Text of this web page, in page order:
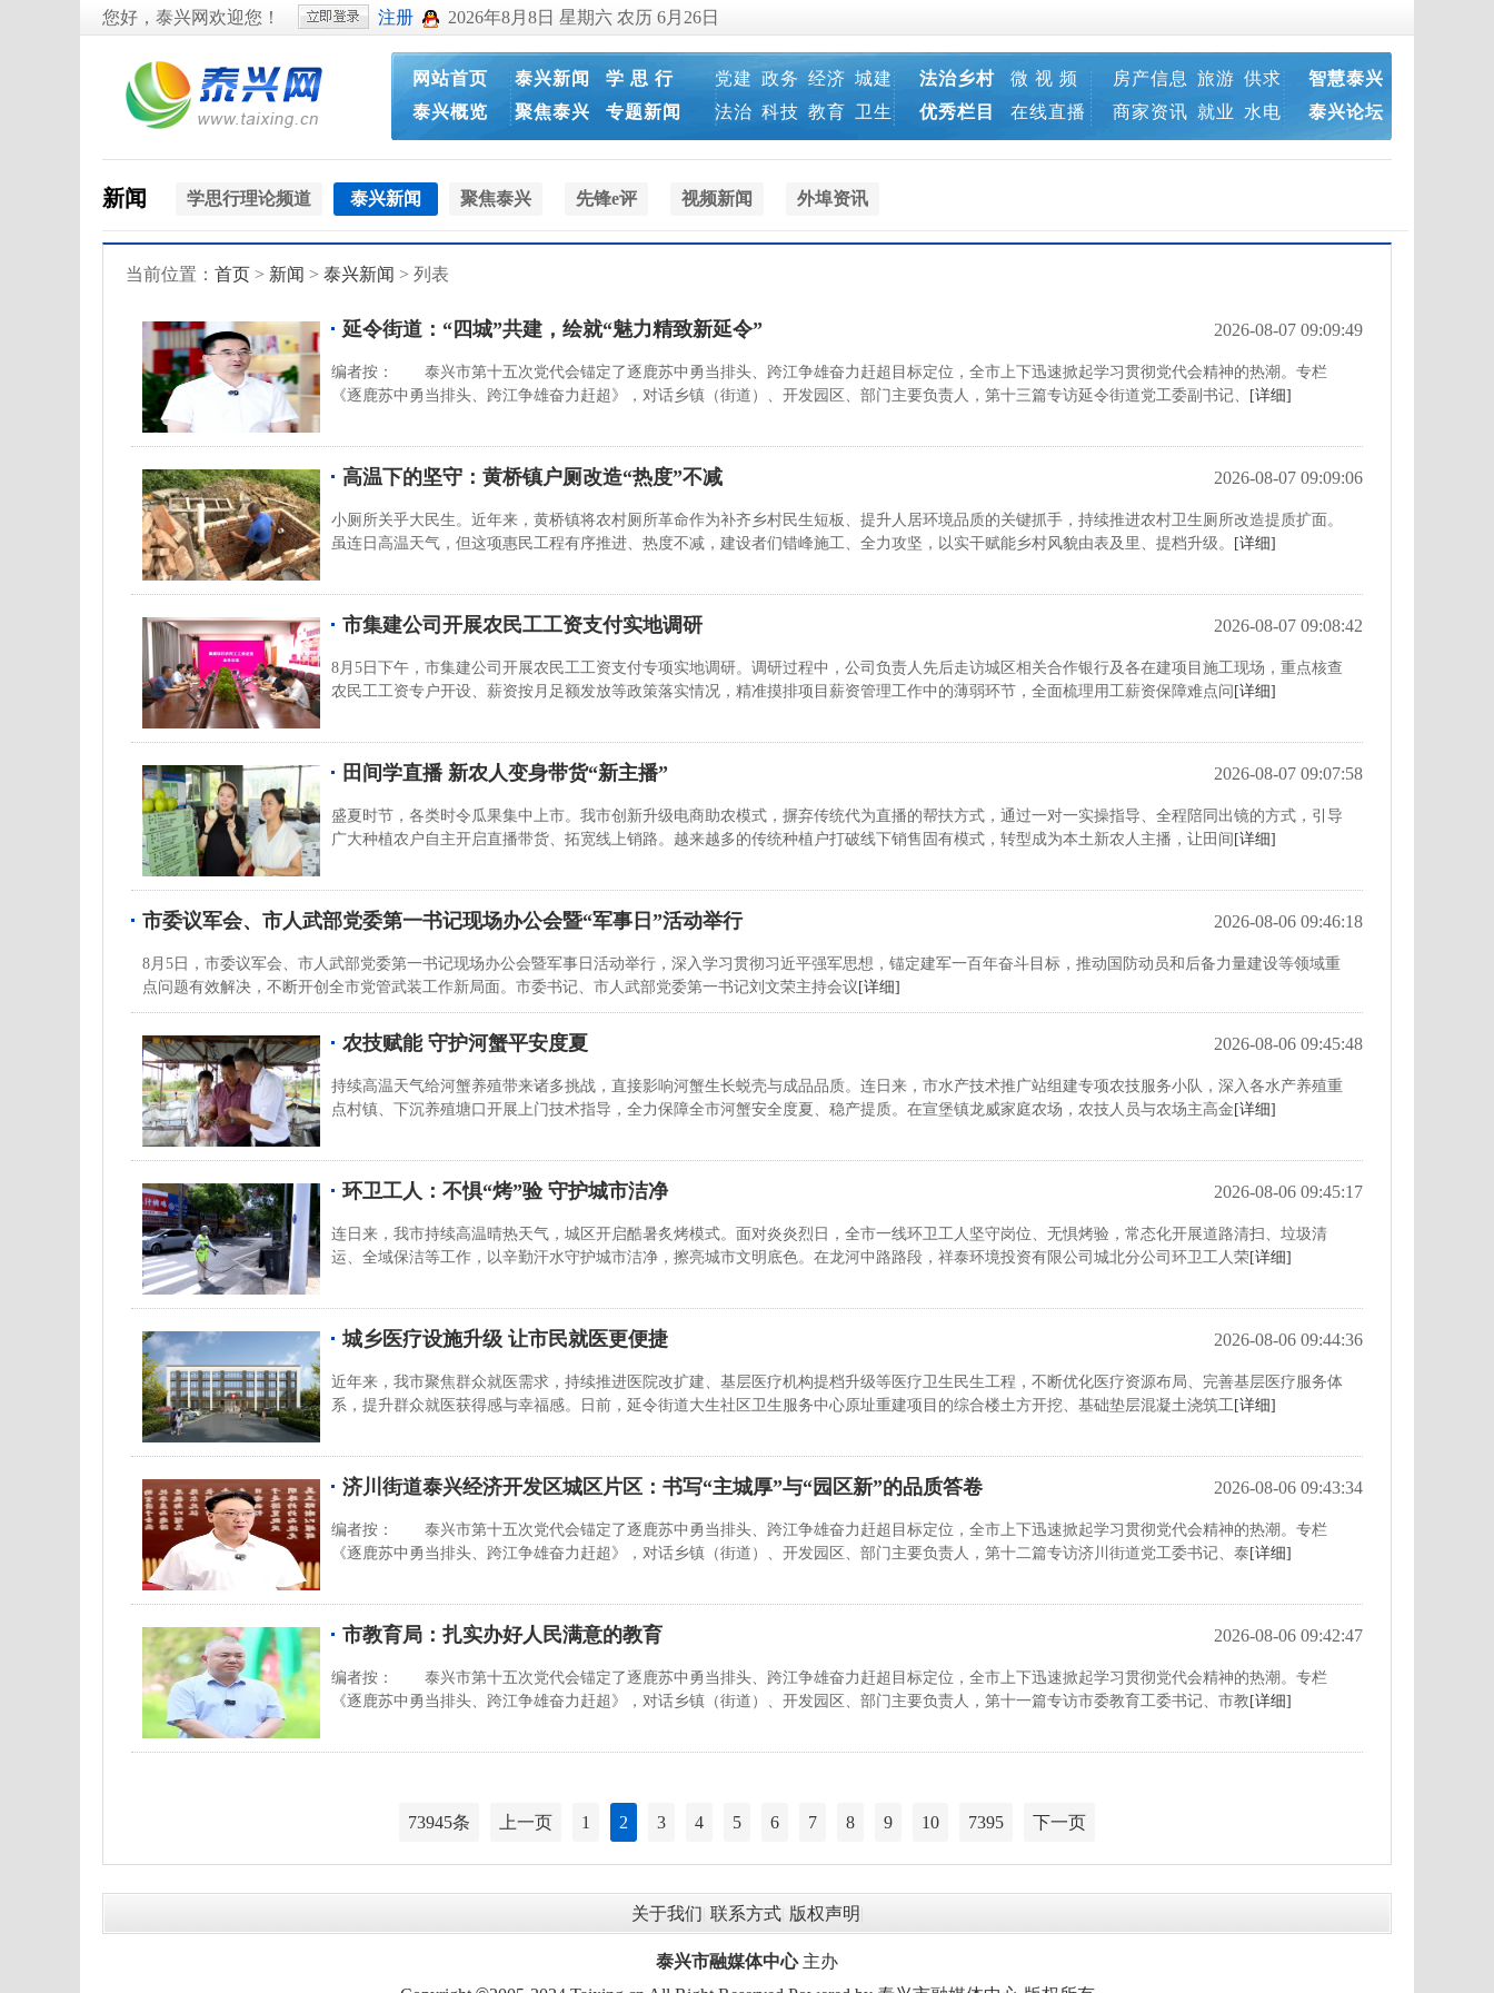
您好，泰兴网欢迎您！ 注册 2026年8月8日 星期六 农历 6月26日
网站首页
泰兴概览
泰兴新闻
学 思 行
聚焦泰兴
专题新闻
党建 政务 经济 城建
法治 科技 教育 卫生
法治乡村
微 视 频
优秀栏目
在线直播
房产信息 旅游 供求
商家资讯 就业 水电
智慧泰兴
泰兴论坛
新闻 学思行理论频道 泰兴新闻 聚焦泰兴 先锋e评 视频新闻 外埠资讯
当前位置： 首页 > 新闻 > 泰兴新闻 > 列表
2026-08-07 09:09:49
延令街道：“四城”共建，绘就“魅力精致新延令”
编者按： 泰兴市第十五次党代会锚定了逐鹿苏中勇当排头、跨江争雄奋力赶超目标定位，全市上下迅速掀起学习贯彻党代会精神的热潮。专栏
《逐鹿苏中勇当排头、跨江争雄奋力赶超》，对话乡镇（街道）、开发园区、部门主要负责人，第十三篇专访延令街道党工委副书记、
[详细]
2026-08-07 09:09:06
高温下的坚守：黄桥镇户厕改造“热度”不减
小厕所关乎大民生。近年来，黄桥镇将农村厕所革命作为补齐乡村民生短板、提升人居环境品质的关键抓手，持续推进农村卫生厕所改造提质扩面。
虽连日高温天气，但这项惠民工程有序推进、热度不减，建设者们错峰施工、全力攻坚，以实干赋能乡村风貌由表及里、提档升级。
[详细]
2026-08-07 09:08:42
市集建公司开展农民工工资支付实地调研
8月5日下午，市集建公司开展农民工工资支付专项实地调研。调研过程中，公司负责人先后走访城区相关合作银行及各在建项目施工现场，重点核查
农民工工资专户开设、薪资按月足额发放等政策落实情况，精准摸排项目薪资管理工作中的薄弱环节，全面梳理用工薪资保障难点问 [详细]
2026-08-07 09:07:58
田间学直播 新农人变身带货“新主播”
盛夏时节，各类时令瓜果集中上市。我市创新升级电商助农模式，摒弃传统代为直播的帮扶方式，通过一对一实操指导、全程陪同出镜的方式，引导
广大种植农户自主开启直播带货、拓宽线上销路。越来越多的传统种植户打破线下销售固有模式，转型成为本土新农人主播，让田间 [详细]
2026-08-06 09:46:18
市委议军会、市人武部党委第一书记现场办公会暨“军事日”活动举行
8月5日，市委议军会、市人武部党委第一书记现场办公会暨军事日活动举行，深入学习贯彻习近平强军思想，锚定建军一百年奋斗目标，推动国防动员和后备力量建设等领域重
点问题有效解决，不断开创全市党管武装工作新局面。市委书记、市人武部党委第一书记刘文荣主持会议 [详细]
2026-08-06 09:45:48
农技赋能 守护河蟹平安度夏
持续高温天气给河蟹养殖带来诸多挑战，直接影响河蟹生长蜕壳与成品品质。连日来，市水产技术推广站组建专项农技服务小队，深入各水产养殖重
点村镇、下沉养殖塘口开展上门技术指导，全力保障全市河蟹安全度夏、稳产提质。在宣堡镇龙威家庭农场，农技人员与农场主高金 [详细]
2026-08-06 09:45:17
环卫工人：不惧“烤”验 守护城市洁净
连日来，我市持续高温晴热天气，城区开启酷暑炙烤模式。面对炎炎烈日，全市一线环卫工人坚守岗位、无惧烤验，常态化开展道路清扫、垃圾清
运、全域保洁等工作，以辛勤汗水守护城市洁净，擦亮城市文明底色。在龙河中路路段，祥泰环境投资有限公司城北分公司环卫工人荣[详细]
2026-08-06 09:44:36
城乡医疗设施升级 让市民就医更便捷
近年来，我市聚焦群众就医需求，持续推进医院改扩建、基层医疗机构提档升级等医疗卫生民生工程，不断优化医疗资源布局、完善基层医疗服务体
系，提升群众就医获得感与幸福感。日前，延令街道大生社区卫生服务中心原址重建项目的综合楼土方开挖、基础垫层混凝土浇筑工[详细]
2026-08-06 09:43:34
济川街道泰兴经济开发区城区片区：书写“主城厚”与“园区新”的品质答卷
编者按： 泰兴市第十五次党代会锚定了逐鹿苏中勇当排头、跨江争雄奋力赶超目标定位，全市上下迅速掀起学习贯彻党代会精神的热潮。专栏
《逐鹿苏中勇当排头、跨江争雄奋力赶超》，对话乡镇（街道）、开发园区、部门主要负责人，第十二篇专访济川街道党工委书记、泰[详细]
2026-08-06 09:42:47
市教育局：扎实办好人民满意的教育
编者按： 泰兴市第十五次党代会锚定了逐鹿苏中勇当排头、跨江争雄奋力赶超目标定位，全市上下迅速掀起学习贯彻党代会精神的热潮。专栏
《逐鹿苏中勇当排头、跨江争雄奋力赶超》，对话乡镇（街道）、开发园区、部门主要负责人，第十一篇专访市委教育工委书记、市教 [详细]
73945条 上一页 1 2 3 4 5 6 7 8 9 10 7395 下一页
关于我们 联系方式| 版权声明
泰兴市融媒体中心主办